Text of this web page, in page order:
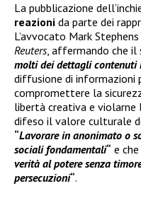
La pubblicazione
reazioni da parte dei
L’avvocato Mark
Reuters, affermando che il
molti dei dettagli contenuti
diffusione di informazioni
compromettere la
libertà creativa e violarne
difeso il valore culturale
“Lavorare in anonimato o
sociali fondamentali“ e
verità al potere senza
persecuzioni“.